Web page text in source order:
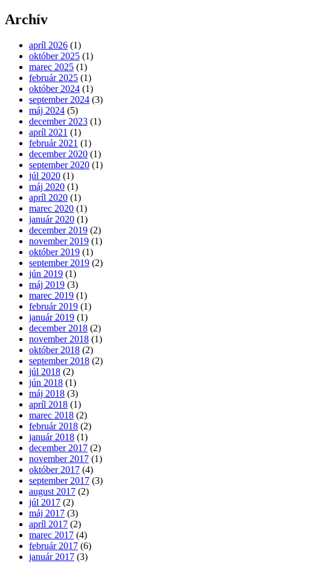
Archív
apríl 2026 (1)
október 2025 (1)
marec 2025 (1)
február 2025 (1)
október 2024 (1)
september 2024 (3)
máj 2024 (5)
december 2023 (1)
apríl 2021 (1)
február 2021 (1)
december 2020 (1)
september 2020 (1)
júl 2020 (1)
máj 2020 (1)
apríl 2020 (1)
marec 2020 (1)
január 2020 (1)
december 2019 (2)
november 2019 (1)
október 2019 (1)
september 2019 (2)
jún 2019 (1)
máj 2019 (3)
marec 2019 (1)
február 2019 (1)
január 2019 (1)
december 2018 (2)
november 2018 (1)
október 2018 (2)
september 2018 (2)
júl 2018 (2)
jún 2018 (1)
máj 2018 (3)
apríl 2018 (1)
marec 2018 (2)
február 2018 (2)
január 2018 (1)
december 2017 (2)
november 2017 (1)
október 2017 (4)
september 2017 (3)
august 2017 (2)
júl 2017 (2)
máj 2017 (3)
apríl 2017 (2)
marec 2017 (4)
február 2017 (6)
január 2017 (3)